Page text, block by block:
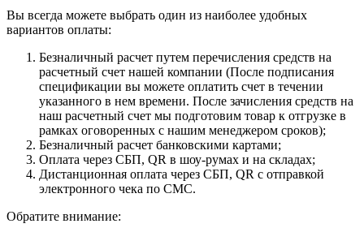
Вы всегда можете выбрать один из наиболее удобных
вариантов оплаты:
Безналичный расчет путем перечисления средств на
расчетный счет нашей компании (После подписания
спецификации вы можете оплатить счет в течении
указанного в нем времени. После зачисления средств на
наш расчетный счет мы подготовим товар к отгрузке в
рамках оговоренных с нашим менеджером сроков);
Безналичный расчет банковскими картами;
Оплата через СБП, QR в шоу-румах и на складах;
Дистанционная оплата через СБП, QR с отправкой
электронного чека по СМС.
Обратите внимание: